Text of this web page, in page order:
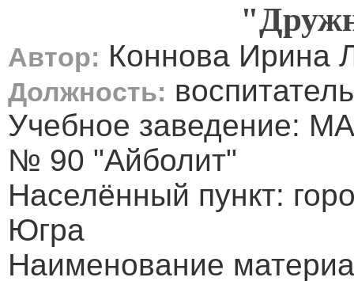
Автор: Коннова Ирина
Должность: воспитатель
Учебное заведение:
№ 90 "Айболит"
Населённый пункт:
Югра
Наименование